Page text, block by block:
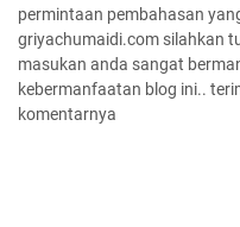
permintaan pembahasan
griyachumaidi.com silahkan
masukan anda sangat
kebermanfaatan blog ini..
komentarnya